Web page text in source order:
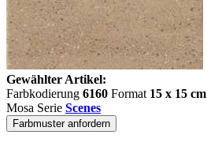
Gewählter Artikel:
Farbkodierung 6160 Format 15 x 15 cm
Mosa Serie Scenes
Farbmuster anfordern